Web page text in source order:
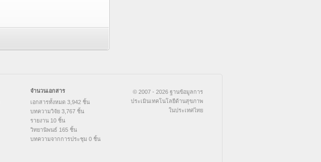
จำนวนเอกสาร
เอกสารทั้งหมด 3,942 ชิ้น
บทความวิจัย 3,767 ชิ้น
รายงาน 10 ชิ้น
วิทยานิพนธ์ 165 ชิ้น
บทความจากการประชุม 0 ชิ้น
© 2007 - 2026 ฐานข้อมูลการ
ประเมินเทคโนโลยีด้านสุขภาพ
ในประเทศไทย